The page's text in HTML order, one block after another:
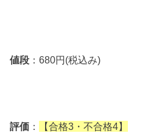
値段 ：680円(税込み)
評価 ： 【合格3・不合格4】